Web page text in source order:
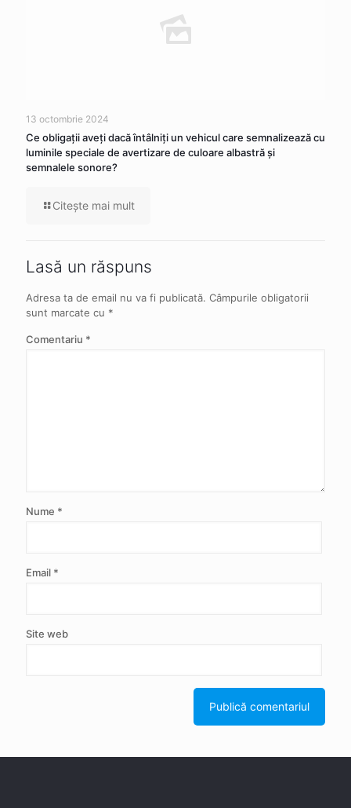
13 octombrie 2024
Ce obligaţii aveţi dacă întâlniţi un vehicul care semnalizează cu
luminile speciale de avertizare de culoare albastră şi
semnalele sonore?
Citeşte mai mult
Lasă un răspuns
Adresa ta de email nu va fi publicată. Câmpurile obligatorii
sunt marcate cu *
Comentariu *
Nume *
Email *
Site web